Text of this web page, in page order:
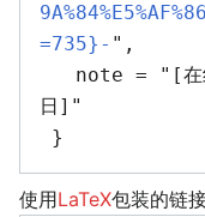
=735}- ",
日]"
使用LaTeX包装的链